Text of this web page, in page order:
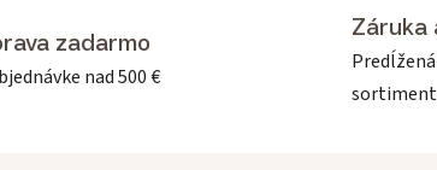
zadarmo
nad 500 €
Záruka
sortiment